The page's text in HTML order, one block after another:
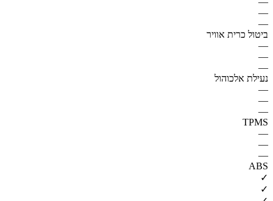
—
—
ביטול כרית אוויר
—
—
—
נעילת אלכוהול
—
—
—
TPMS
—
—
—
ABS
✓
✓